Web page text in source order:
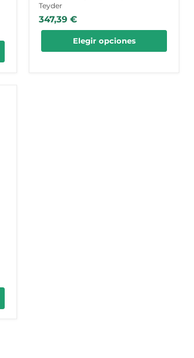
elevables con tapizado de
Nylon
Teyder
347,39 €
Elegir opciones